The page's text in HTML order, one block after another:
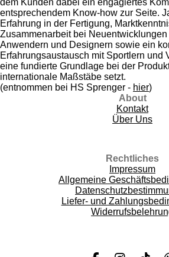
entsprechendem Know-how zur Seite.
Erfahrung in der Fertigung,
Zusammenarbeit bei
Anwendern und Designern sowie ein
Erfahrungsaustausch mit Sportlern und
eine fundierte Grundlage bei der
internationale Maßstäbe setzt.
(entnommen bei HS Sprenger - hier)
About
Kontakt
Über Uns
Rechtliches
Impressum
Allgemeine
Liefer- und